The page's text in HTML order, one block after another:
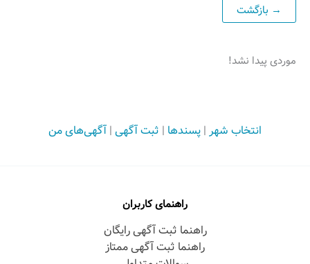
موردی پیدا نشد!
انتخاب شهر | پسندها | ثبت آگهی | آگهی‌های من
راهنمای کاربران
راهنما ثبت آگهی رایگان
راهنما ثبت آگهی ممتاز